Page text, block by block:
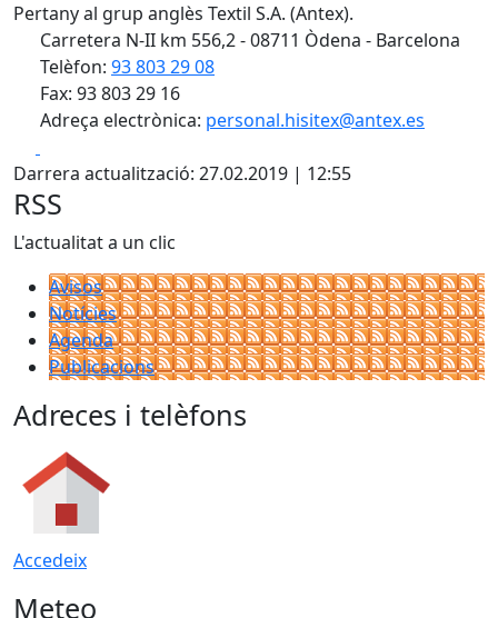
Pertany al grup anglès Textil S.A. (Antex).
Carretera N-II km 556,2 - 08711 Òdena - Barcelona
Telèfon: 93 803 29 08
Fax: 93 803 29 16
Adreça electrònica: personal.hisitex@antex.es
Darrera actualització: 27.02.2019 | 12:55
RSS
L'actualitat a un clic
Avisos
Notícies
Agenda
Publicacions
Adreces i telèfons
Accedeix
Meteo